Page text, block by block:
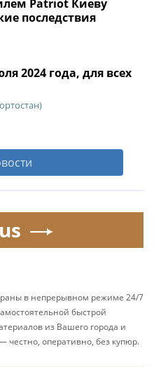
Patriot Киеву
последствия
2024 года, для всех
в непрерывном режиме 24/7
быстрой
из Вашего города и
честно, оперативно, без купюр.